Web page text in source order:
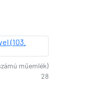
műemlék)
28